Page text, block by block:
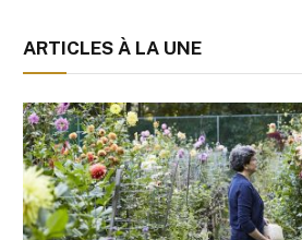
ARTICLES À LA UNE